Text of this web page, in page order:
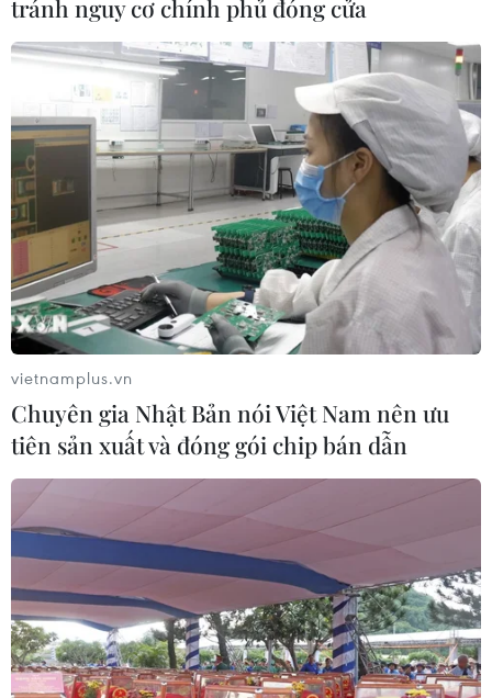
TIN CÙNG CHUYÊN MỤC
Thượng viện Mỹ thông qua luật ngân
sách tránh nguy cơ chính phủ đóng
cửa
08/08/2026 13:31
tránh nguy cơ chính phủ đóng cửa
vietnamplus.vn
Chuyên gia Nhật Bản nói Việt Nam nên ưu
tiên sản xuất và đóng gói chip bán dẫn